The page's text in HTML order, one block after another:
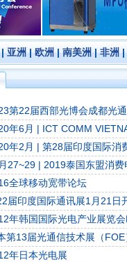
亚洲|欧洲|南美洲|非洲|
第22届西部光博会成都光
年6月 | ICT COMM
年2月 | 第28届印度国际消
27~29 | 2019泰国东盟消
全球移动宽带论坛
届印度国际通讯展1月21日
年韩国国际光电产业展览
第13届光通信技术展（FOE
年日本光电展